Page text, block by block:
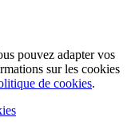
pouvez adapter vos
sur les cookies
de cookies.